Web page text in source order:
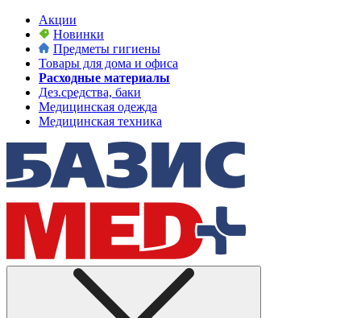
Акции
Новинки
Предметы гигиены
Товары для дома и офиса
Расходные материалы
Дез.средства, баки
Медицинская одежда
Медицинская техника